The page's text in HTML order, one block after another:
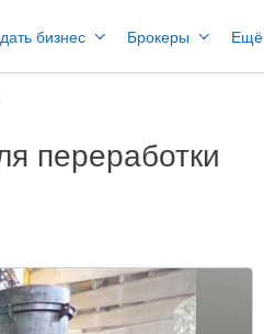
бизнес Брокеры Ещё
переработки